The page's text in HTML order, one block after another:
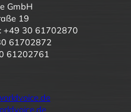
GmbH
19
+49 30 61702870
61702872
61202761